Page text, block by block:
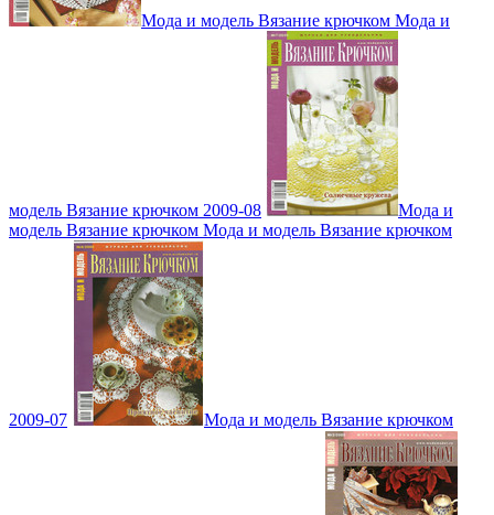
Мода и модель Вязание крючком Мода и
модель Вязание крючком 2009-08
Мода и
модель Вязание крючком Мода и модель Вязание крючком
2009-07 Мода и модель Вязание крючком